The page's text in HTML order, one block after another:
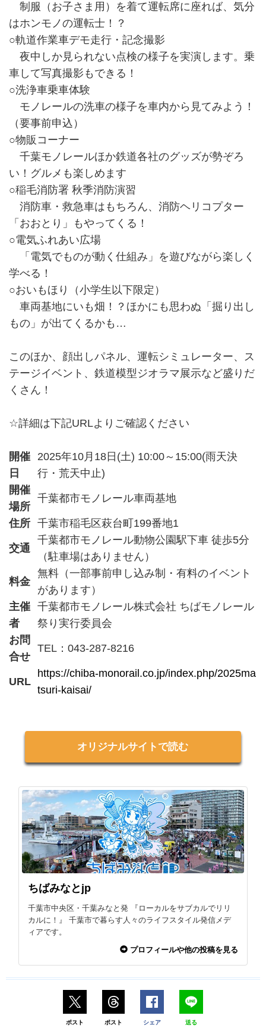
制服（お子さま用）を着て運転席に座れば、気分
はホンモノの運転士！？
○軌道作業車デモ走行・記念撮影
夜中しか見られない点検の様子を実演します。乗
車して写真撮影もできる！
○洗浄車乗車体験
モノレールの洗車の様子を車内から見てみよう！
（要事前申込）
○物販コーナー
千葉モノレールほか鉄道各社のグッズが勢ぞろ
い！グルメも楽しめます
○稲毛消防署 秋季消防演習
消防車・救急車はもちろん、消防ヘリコプター
「おおとり」もやってくる！
○電気ふれあい広場
「電気でものが動く仕組み」を遊びながら楽しく
学べる！
○おいもほり（小学生以下限定）
車両基地にいも畑！？ほかにも思わぬ「掘り出し
もの」が出てくるかも…
このほか、顔出しパネル、運転シミュレーター、ス
テージイベント、鉄道模型ジオラマ展示など盛りだ
くさん！
☆詳細は下記URLよりご確認ください
開催
日
2025年10月18日(土) 10:00～15:00(雨天決
行・荒天中止)
開催
場所
千葉都市モノレール車両基地
住所 千葉市稲毛区萩台町199番地1
交通
千葉都市モノレール動物公園駅下車 徒歩5分
（駐車場はありません）
料金
無料（一部事前申し込み制・有料のイベント
があります）
主催
者
千葉都市モノレール株式会社 ちばモノレール
祭り実行委員会
お問
合せ
TEL：043-287-8216
URL
https://chiba-monorail.co.jp/index.php/2025ma
tsuri-kaisai/
オリジナルサイトで読む
ちばみなとjp
千葉市中央区・千葉みなと発 『ローカルをサブカルでリリ
カルに！』 千葉市で暮らす人々のライフスタイル発信メデ
ィアです。
プロフィールや他の投稿を見る
ポスト ポスト シェア 送る